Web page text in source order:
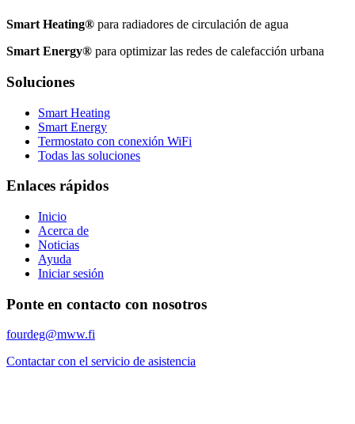
Smart Heating® para radiadores de circulación de agua
Smart Energy® para optimizar las redes de calefacción urbana
Soluciones
Smart Heating
Smart Energy
Termostato con conexión WiFi
Todas las soluciones
Enlaces rápidos
Inicio
Acerca de
Noticias
Ayuda
Iniciar sesión
Ponte en contacto con nosotros
fourdeg@mww.fi
Contactar con el servicio de asistencia